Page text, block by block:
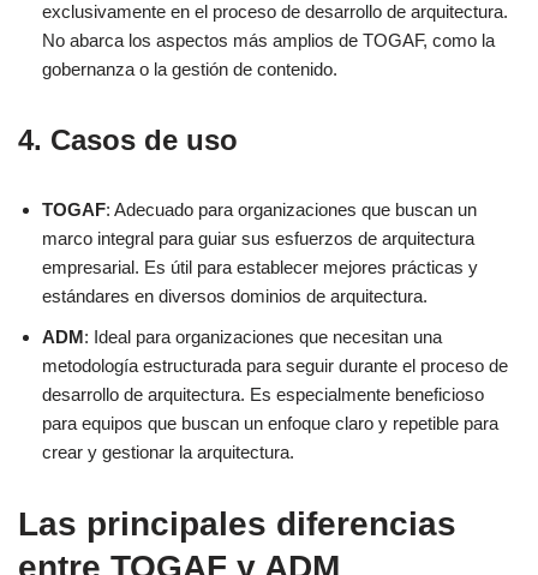
exclusivamente en el proceso de desarrollo de arquitectura.
No abarca los aspectos más amplios de TOGAF, como la
gobernanza o la gestión de contenido.
4. Casos de uso
TOGAF: Adecuado para organizaciones que buscan un
marco integral para guiar sus esfuerzos de arquitectura
empresarial. Es útil para establecer mejores prácticas y
estándares en diversos dominios de arquitectura.
ADM: Ideal para organizaciones que necesitan una
metodología estructurada para seguir durante el proceso de
desarrollo de arquitectura. Es especialmente beneficioso
para equipos que buscan un enfoque claro y repetible para
crear y gestionar la arquitectura.
Las principales diferencias
entre TOGAF y ADM